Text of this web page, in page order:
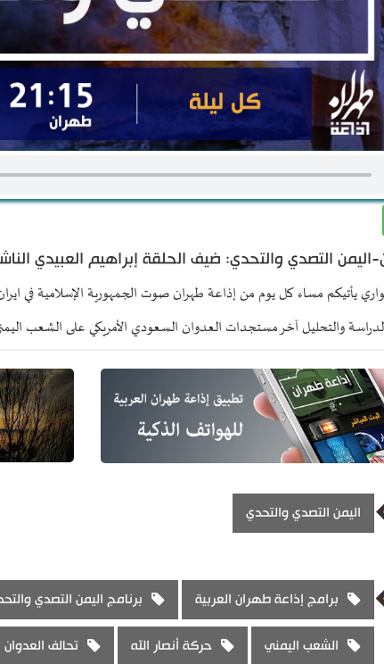
التصدي والتحدي: ضيف الحلقة إبراهيم العبيدي
يأتيكم مساء كل يوم من إذاعة طهران صوت الجمهورية الإسلامية في
بالدراسة والتحليل آخر مستجدات العدوان السعودي الأمريكي على الشعب
اليمن التصدي والتحدي
برامج إذاعة طهران العربية برنامج اليمن التصدي
الشعب اليمني حركة أنصار الله تحالف العدوان